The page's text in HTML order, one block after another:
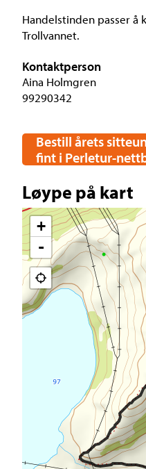
Handelstinden passer
Trollvannet.
Kontaktperson
Aina Holmgren
99290342
Bestill årets
fint i Perletur-
Løype på kart
+
-